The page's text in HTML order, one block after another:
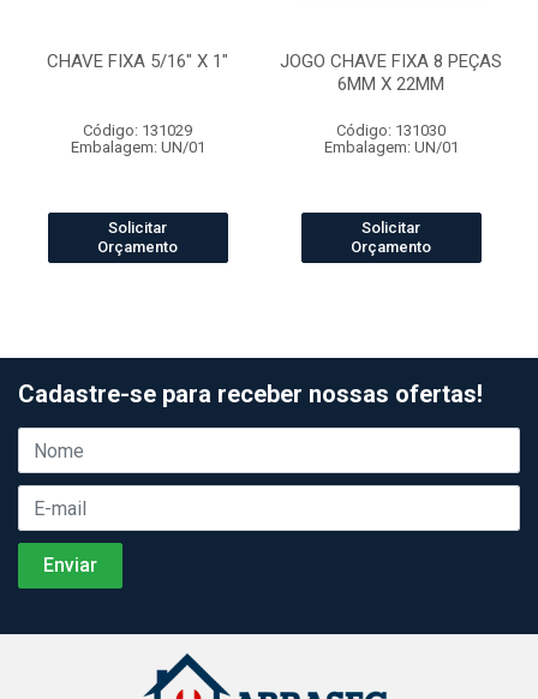
CHAVE FIXA 5/16" X 1"
Código: 131029
Embalagem: UN/01
Solicitar
Orçamento
JOGO CHAVE FIXA 8 PEÇAS
6MM X 22MM
Código: 131030
Embalagem: UN/01
Solicitar
Orçamento
Cadastre-se para receber nossas ofertas!